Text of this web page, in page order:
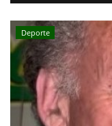
Deporte